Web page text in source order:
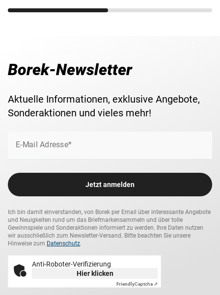
Borek-Newsletter
Aktuelle Informationen, exklusive Angebote,
Sonderaktionen und vieles mehr!
E-Mail Adresse*
Jetzt anmelden
Ich bin damit einverstanden, von Borek per Email über interessante Angebote
und Neuigkeiten rund um das Briefmarkensammeln und über tolle
Gewinnspiele und Sonderaktionen informiert zu werden. Ihre Daten nutzen
wir ausschließlich zum Newsletter-Versand. Bitte beachten Sie unsere
Hinweise zum Datenschutz.
Anti-Roboter-Verifizierung
Hier klicken
FriendlyCaptcha ⇗